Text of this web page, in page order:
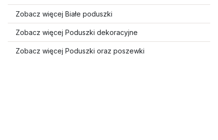
Zobacz więcej Białe poduszki
Zobacz więcej Poduszki dekoracyjne
Zobacz więcej Poduszki oraz poszewki